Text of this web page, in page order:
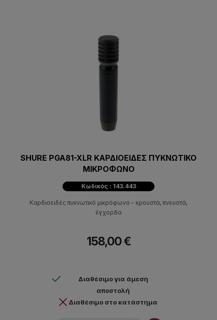
SHURE PGA81-XLR ΚΑΡΔΙΟΕΙΔΕΣ ΠΥΚΝΩΤΙΚΟ
ΜΙΚΡΟΦΩΝΟ
Κωδικός : 143.443
Καρδιοειδές πυκνωτικό μικρόφωνο - κρουστά, πνευστά,
έγχορδα
158,00 €
Διαθέσιμο για άμεση
αποστολή
Διαθέσιμο στο κατάστημα